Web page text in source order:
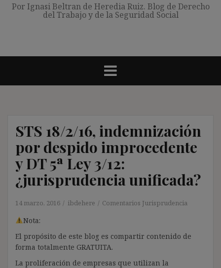
Por Ignasi Beltran de Heredia Ruiz. Blog de Derecho
del Trabajo y de la Seguridad Social
STS 18/2/16, indemnización
por despido improcedente
y DT 5ª Ley 3/12:
¿jurisprudencia unificada?
14 marzo, 2016 ibdehere Comentarios Jurisprudencia
Nota:
El propósito de este blog es compartir contenido de
forma totalmente GRATUITA.
La proliferación de empresas que utilizan la